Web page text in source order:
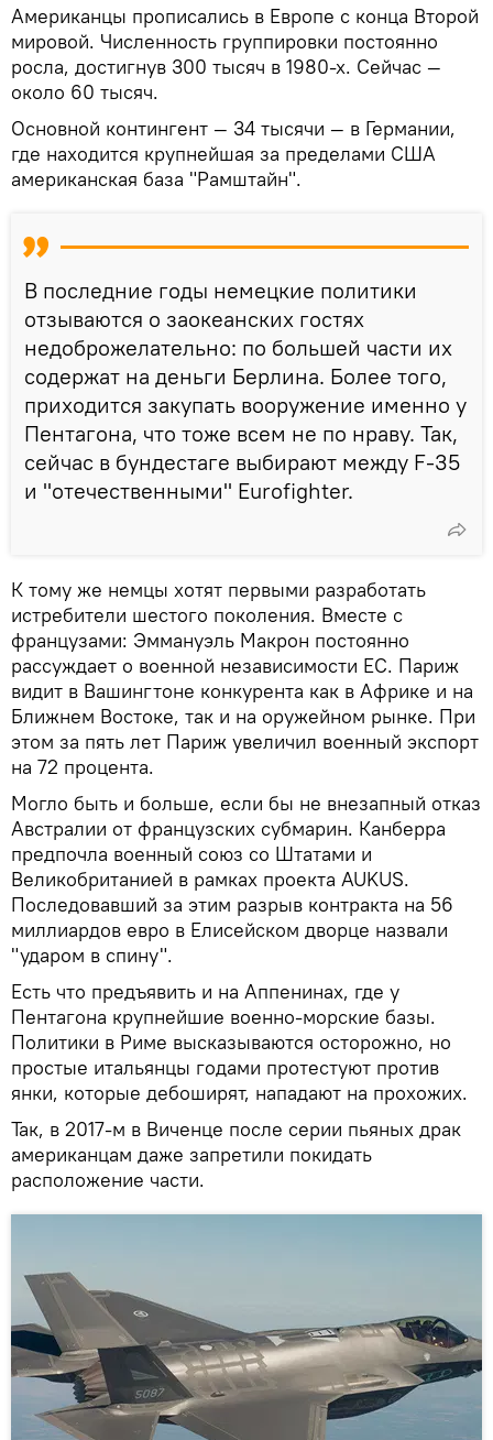
Американцы прописались в Европе с конца Второй
мировой. Численность группировки постоянно
росла, достигнув 300 тысяч в 1980-х. Сейчас —
около 60 тысяч.
Основной контингент — 34 тысячи — в Германии,
где находится крупнейшая за пределами США
американская база "Рамштайн".
В последние годы немецкие политики
отзываются о заокеанских гостях
недоброжелательно: по большей части их
содержат на деньги Берлина. Более того,
приходится закупать вооружение именно у
Пентагона, что тоже всем не по нраву. Так,
сейчас в бундестаге выбирают между F-35
и "отечественными" Eurofighter.
К тому же немцы хотят первыми разработать
истребители шестого поколения. Вместе с
французами: Эммануэль Макрон постоянно
рассуждает о военной независимости ЕС. Париж
видит в Вашингтоне конкурента как в Африке и на
Ближнем Востоке, так и на оружейном рынке. При
этом за пять лет Париж увеличил военный экспорт
на 72 процента.
Могло быть и больше, если бы не внезапный отказ
Австралии от французских субмарин. Канберра
предпочла военный союз со Штатами и
Великобританией в рамках проекта AUKUS.
Последовавший за этим разрыв контракта на 56
миллиардов евро в Елисейском дворце назвали
"ударом в спину".
Есть что предъявить и на Аппенинах, где у
Пентагона крупнейшие военно-морские базы.
Политики в Риме высказываются осторожно, но
простые итальянцы годами протестуют против
янки, которые дебоширят, нападают на прохожих.
Так, в 2017-м в Виченце после серии пьяных драк
американцам даже запретили покидать
расположение части.